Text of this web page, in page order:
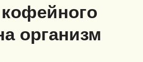
организм